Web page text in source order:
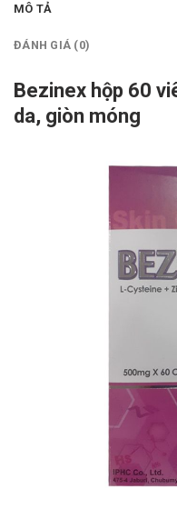
MÔ TẢ
ĐÁNH GIÁ (0)
Bezinex hộp 60
da, giòn móng